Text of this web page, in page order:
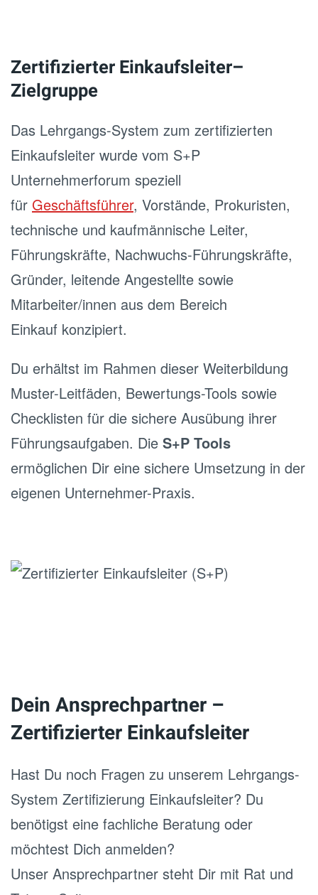
Zertifizierter Einkaufsleiter–
Zielgruppe
Das Lehrgangs-System zum zertifizierten
Einkaufsleiter wurde vom S+P
Unternehmerforum speziell
für Geschäftsführer, Vorstände, Prokuristen,
technische und kaufmännische Leiter,
Führungskräfte, Nachwuchs-Führungskräfte,
Gründer, leitende Angestellte sowie
Mitarbeiter/innen aus dem Bereich
Einkauf konzipiert.
Du erhältst im Rahmen dieser Weiterbildung
Muster-Leitfäden, Bewertungs-Tools sowie
Checklisten für die sichere Ausübung ihrer
Führungsaufgaben. Die S+P Tools
ermöglichen Dir eine sichere Umsetzung in der
eigenen Unternehmer-Praxis.
Dein Ansprechpartner –
Zertifizierter Einkaufsleiter
Hast Du noch Fragen zu unserem Lehrgangs-
System Zertifizierung Einkaufsleiter? Du
benötigst eine fachliche Beratung oder
möchtest Dich anmelden?
Unser Ansprechpartner steht Dir mit Rat und